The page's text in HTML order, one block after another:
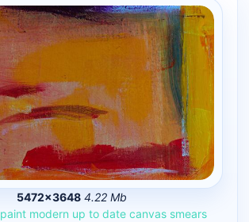
5472×3648 4.22 Mb
paint modern up to date canvas smears